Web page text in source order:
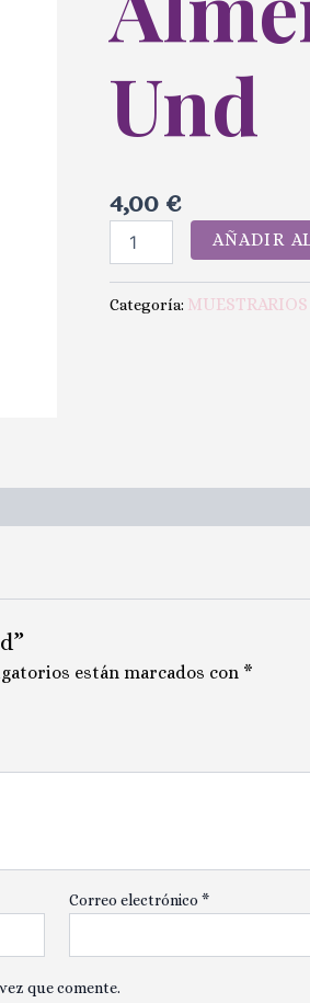
Und
4,00 €
AÑADIR
Categoría: MUESTRARIOS
están marcados con *
Correo electrónico*
que comente.